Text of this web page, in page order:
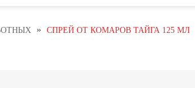
» СПРЕЙ ОТ КОМАРОВ ТАЙГА 125 МЛ